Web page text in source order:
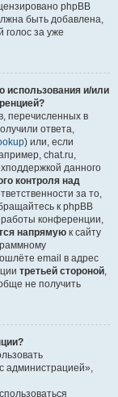
phpBB
быть добавлена,
голос за уже
использования и/или
перечисленных в
ответа,
) или, если
chat.ru,
данного
контроля над
за то,
к phpBB
работы конференции,
напрямую к сайту
email в адрес
третьей стороной,
не получить
администрацией»,